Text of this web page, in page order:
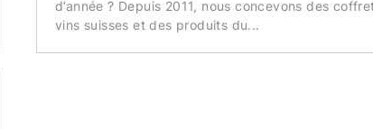
d’année ? Depuis 2011, nous concevons des
vins suisses et des produits du...